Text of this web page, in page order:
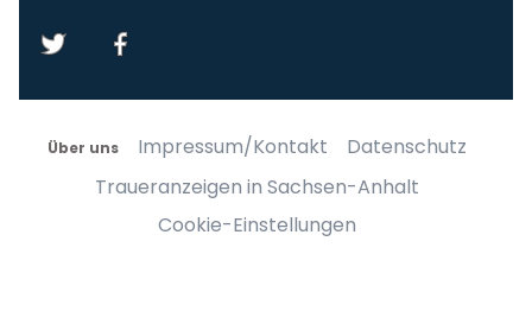
Über uns Impressum/Kontakt
Datenschutz
Traueranzeigen in Sachsen-Anhalt
Cookie-Einstellungen